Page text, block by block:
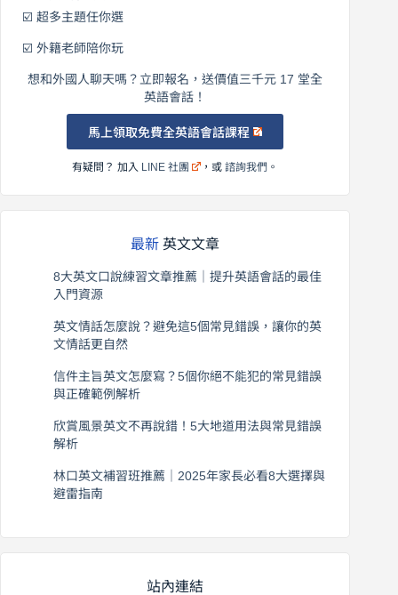
☑️ 超多主題任你選
☑️ 外籍老師陪你玩
想和外國人聊天嗎？立即報名，送價值三千元 17 堂全
英語會話！
馬上領取免費全英語會話課程
有疑問？ 加入 LINE 社團 ，或諮詢我們 。
最新 英文文章
8大英文口說練習文章推薦｜提升英語會話的最佳
入門資源
英文情話怎麼說？避免這5個常見錯誤，讓你的英
文情話更自然
信件主旨英文怎麼寫？5個你絕不能犯的常見錯誤
與正確範例解析
欣賞風景英文不再說錯！5大地道用法與常見錯誤
解析
林口英文補習班推薦｜2025年家長必看8大選擇與
避雷指南
站內連結